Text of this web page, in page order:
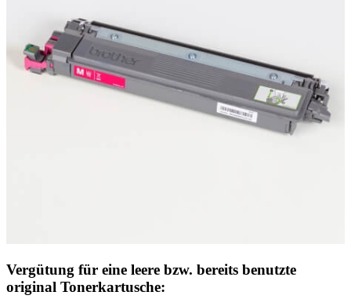
Vergütung für eine leere bzw. bereits benutzte
original Tonerkartusche: